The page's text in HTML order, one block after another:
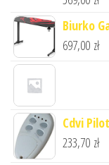
Biurko
697,00 zł
Cdvi
233,70 zł